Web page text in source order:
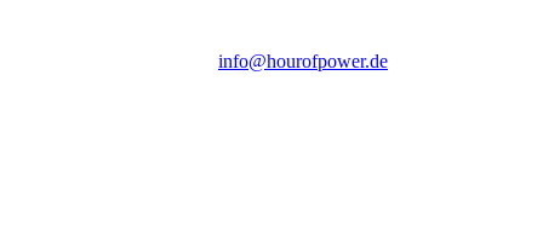
info@hourofpower.de